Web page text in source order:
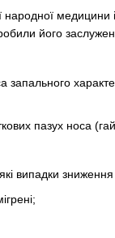
народної медицини
його
пазух носа
випадки зниження